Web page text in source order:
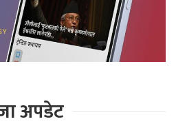
अपडेट